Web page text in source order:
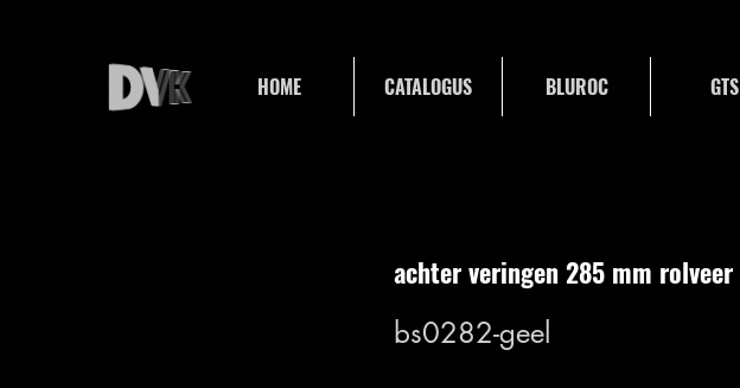
HOME CATALOGUS BLUROC GTS
achter veringen 285 mm rolveer
bs0282-geel